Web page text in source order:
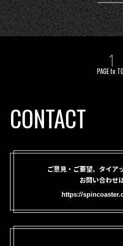
PAGE to
CONTACT
ご意見・ご要望、タイア
お問い合わせ
https://